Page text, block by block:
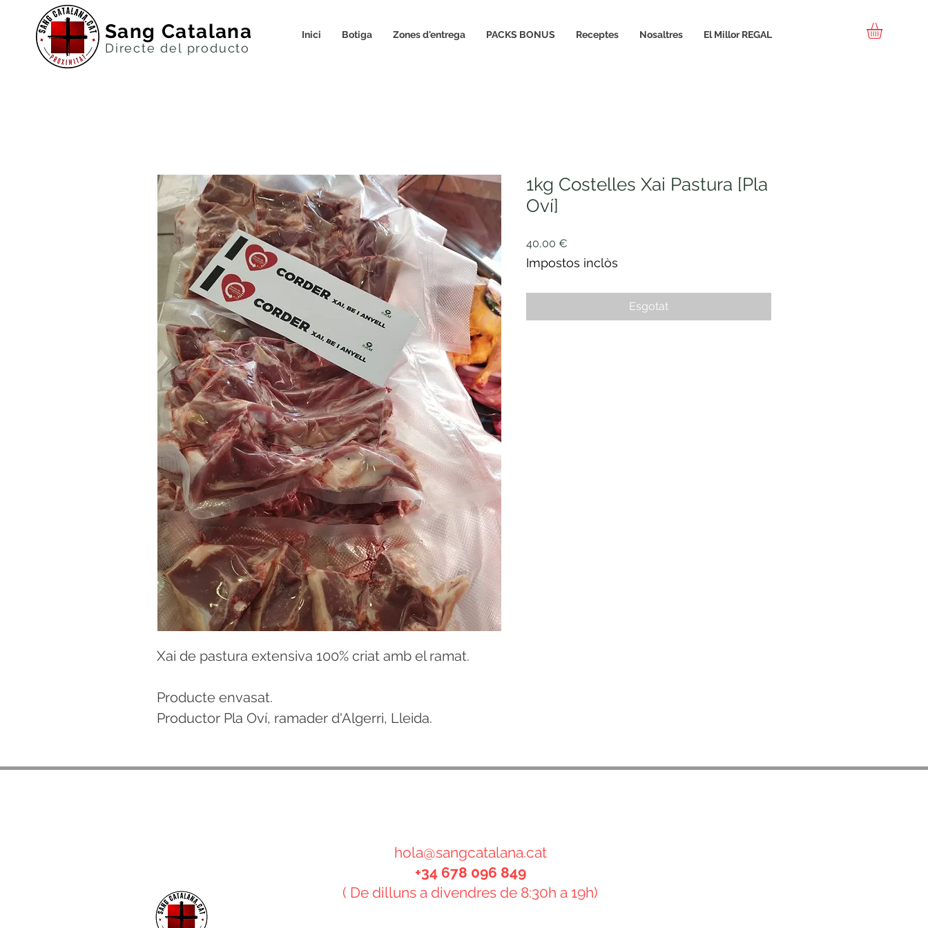
Sang Catalana
Directe del productor
Inici Botiga Zones d'entrega PACKS BONUS Receptes Nosaltres El Millor REGAL
Xai de pastura extensiva 100% criat amb el ramat.
Producte envasat.
Productor Pla Oví, ramader d'Algerri, Lleida.
1kg Costelles Xai Pastura [Pla
Oví]
40,00 €
Impostos inclòs
Esgotat
hola@sangcatalana.cat
+34 678 096 849
( De dilluns a divendres de 8:30h a 19h)